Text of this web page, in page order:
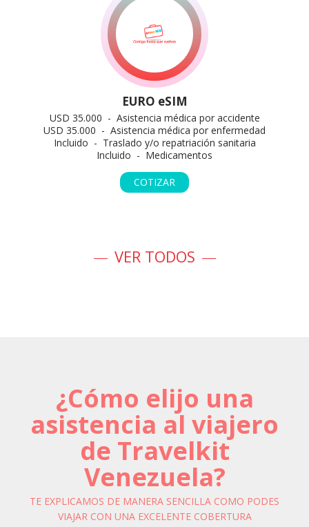
EURO eSIM
USD 35.000 - Asistencia médica por accidente
USD 35.000 - Asistencia médica por enfermedad
Incluido - Traslado y/o repatriación sanitaria
Incluido - Medicamentos
COTIZAR
VER TODOS
¿Cómo elijo una
asistencia al viajero
de Travelkit
Venezuela?
TE EXPLICAMOS DE MANERA SENCILLA COMO PODES
VIAJAR CON UNA EXCELENTE COBERTURA